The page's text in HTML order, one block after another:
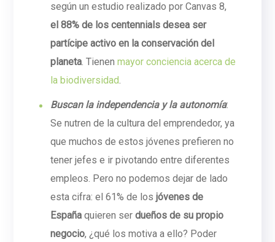
según un estudio realizado por Canvas 8,
el 88% de los centennials desea ser
partícipe activo en la conservación del
planeta. Tienenmayor conciencia acerca de
la biodiversidad.
Buscan la independencia y la autonomía:
Se nutren de la cultura del emprendedor, ya
que muchos de estos jóvenes prefieren no
tener jefes e ir pivotando entre diferentes
empleos. Pero no podemos dejar de lado
esta cifra: el 61% de losjóvenes de
España quieren serdueños de su propio
negocio, ¿qué los motiva a ello? Poder